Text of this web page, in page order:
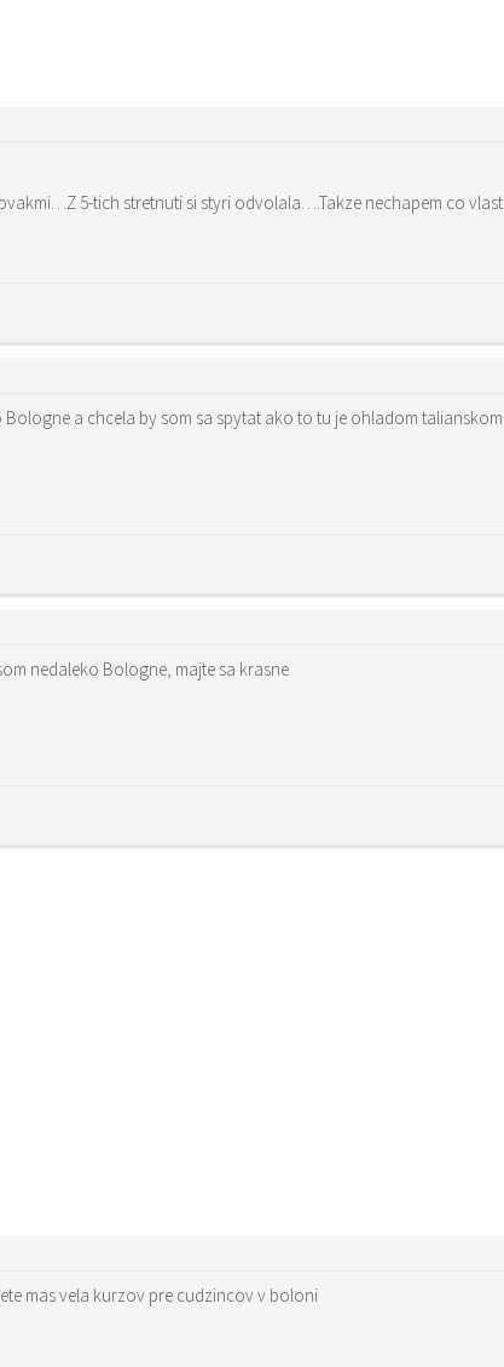
5-tich stretnuti si styri odvolala….Takze nechapem co
nedaleko Bologne, majte sa krasne
mas vela kurzov pre cudzincov v boloni